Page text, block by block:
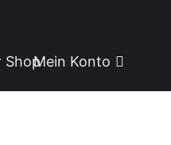
ShopMein Konto